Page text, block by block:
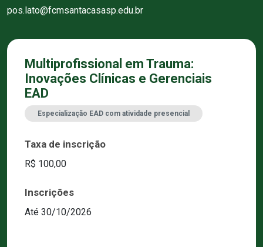
pos.lato@fcmsantacasasp.edu.br
Multiprofissional em Trauma:
Inovações Clínicas e Gerenciais
EAD
Especialização EAD com atividade presencial
Taxa de inscrição
R$ 100,00
Inscrições
Até 30/10/2026